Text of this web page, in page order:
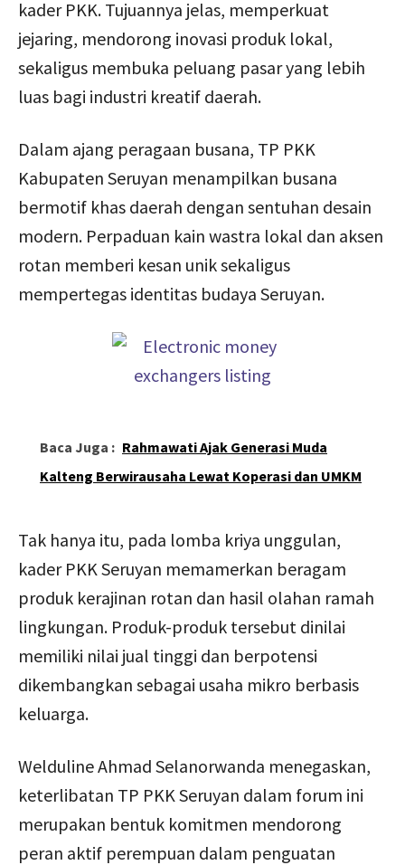
kader PKK. Tujuannya jelas, memperkuat
jejaring, mendorong inovasi produk lokal,
sekaligus membuka peluang pasar yang lebih
luas bagi industri kreatif daerah.
Dalam ajang peragaan busana, TP PKK
Kabupaten Seruyan menampilkan busana
bermotif khas daerah dengan sentuhan desain
modern. Perpaduan kain wastra lokal dan aksen
rotan memberi kesan unik sekaligus
mempertegas identitas budaya Seruyan.
Baca Juga : Rahmawati Ajak Generasi Muda
Kalteng Berwirausaha Lewat Koperasi dan UMKM
Tak hanya itu, pada lomba kriya unggulan,
kader PKK Seruyan memamerkan beragam
produk kerajinan rotan dan hasil olahan ramah
lingkungan. Produk-produk tersebut dinilai
memiliki nilai jual tinggi dan berpotensi
dikembangkan sebagai usaha mikro berbasis
keluarga.
Welduline Ahmad Selanorwanda menegaskan,
keterlibatan TP PKK Seruyan dalam forum ini
merupakan bentuk komitmen mendorong
peran aktif perempuan dalam penguatan